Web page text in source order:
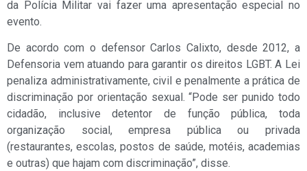
da Polícia Militar vai fazer uma apresentação especial no
evento.
De acordo com o defensor Carlos Calixto, desde 2012, a
Defensoria vem atuando para garantir os direitos LGBT. A Lei
penaliza administrativamente, civil e penalmente a prática de
discriminação por orientação sexual. “Pode ser punido todo
cidadão, inclusive detentor de função pública, toda
organização social, empresa pública ou privada
(restaurantes, escolas, postos de saúde, motéis, academias
e outras) que hajam com discriminação”, disse.